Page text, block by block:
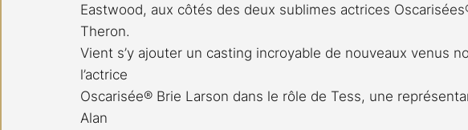
Eastwood, aux côtés des deux sublimes actrices
Theron.
Vient s’y ajouter un casting incroyable de nouveaux venus
l’actrice
Oscarisée® Brie Larson dans le rôle de Tess, une
Alan